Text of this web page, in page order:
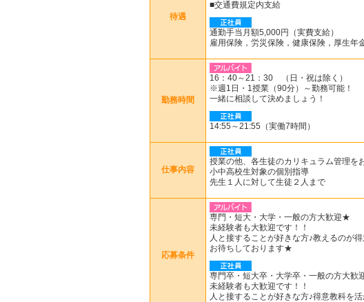
待遇
■交通費規定内支給
通勤手当月額5,000円（実費支給）
雇用保険，労災保険，健康保険，厚生年
勤務時間
16：40～21：30 （日・祝は除く）
※週1日・1授業（90分）～勤務可能！
一緒に相談して決めましょう！
14:55～21:55（実働7時間）
仕事内容
授業の他、各生徒のカリキュラム管理を
小中高校生対象の個別指導
先生１人に対して生徒２人まで
応募条件
専門・短大・大学・一般の方大歓迎★
未経験者も大歓迎です！！
人と接することが好きな方♪教えるのが
お待ちしております★
専門卒・短大卒・大学卒・一般の方大歓
未経験者も大歓迎です！！
人と接することが好きな方♪得意教科を